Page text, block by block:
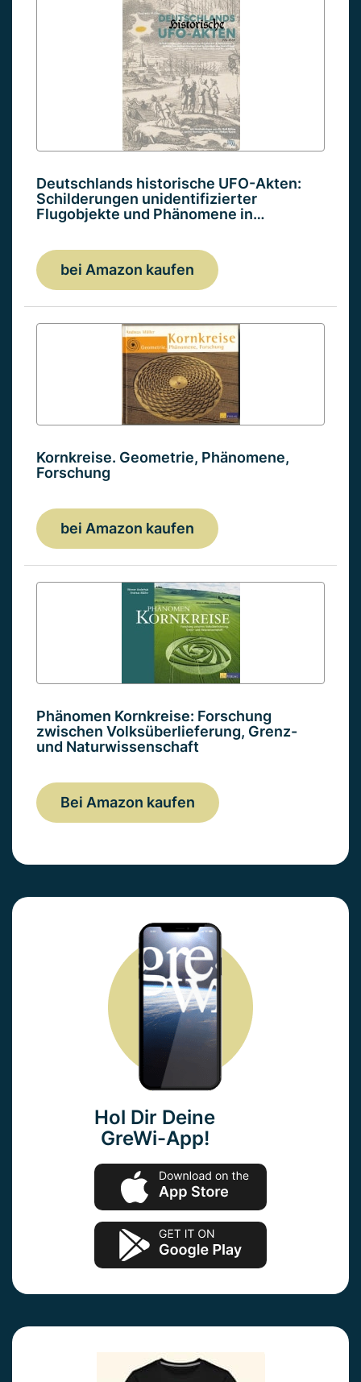
Deutschlands historische UFO-Akten:
Schilderungen unidentifizierter
Flugobjekte und Phänomene in…
bei Amazon kaufen
Kornkreise. Geometrie, Phänomene,
Forschung
bei Amazon kaufen
Phänomen Kornkreise: Forschung
zwischen Volksüberlieferung, Grenz-
und Naturwissenschaft
Bei Amazon kaufen
Hol Dir Deine
GreWi-App!